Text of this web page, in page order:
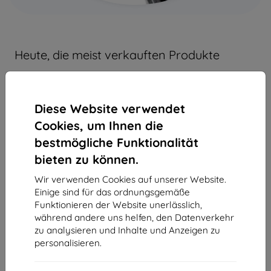
Diese Website verwendet
Cookies, um Ihnen die
bestmögliche Funktionalität
bieten zu können.
Wir verwenden Cookies auf unserer Website.
Einige sind für das ordnungsgemäße
Funktionieren der Website unerlässlich,
während andere uns helfen, den Datenverkehr
zu analysieren und Inhalte und Anzeigen zu
personalisieren.
Heute, die meist verkauften Produkte
-10%
Rabatt mit
Gutschein
EXTRA10
TECH-PROTECT Neopren Laptophülle
13" schwarz
15,90 €
-10%
TECH-PROTECT